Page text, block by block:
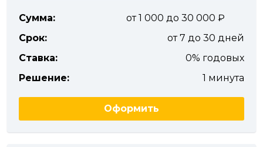
Сумма:
от 1 000 до 30 000
Срок:
от 7 до 30 дней
Ставка:
0% годовых
Решение:
1 минута
Оформить